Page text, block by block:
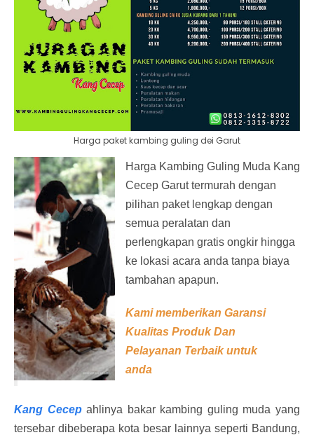
Harga paket kambing guling dei Garut
Harga Kambing Guling Muda Kang
Cecep Garut termurah dengan
pilihan paket lengkap dengan
semua peralatan dan
perlengkapan gratis ongkir hingga
ke lokasi acara anda tanpa biaya
tambahan apapun.
Kami memberikan Garansi
Kualitas Produk Dan
Pelayanan Terbaik untuk
anda
Kang Cecepahlinya bakar kambing guling muda yang
tersebar dibeberapa kota besar lainnya seperti Bandung,